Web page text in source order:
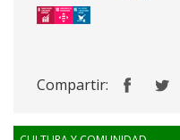
Compartir: